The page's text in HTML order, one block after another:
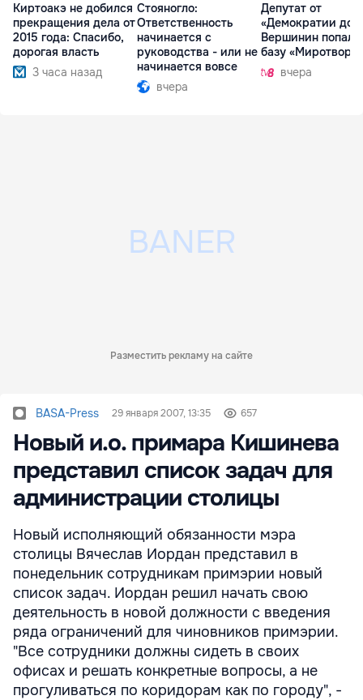
Киртоакэ не добился
прекращения дела от
2015 года: Спасибо,
дорогая власть
3 часа назад
Стояногло:
Ответственность
начинается с
руководства - или не
начинается вовсе
вчера
Депутат от
«Демократии
Вершинин попал в
базу
вчера
Разместить рекламу на сайте
BASA-Press 29 января 2007, 13:35 657
Новый и.о. примара Кишинева
представил список задач для
администрации столицы
Новый исполняющий обязанности мэра
столицы Вячеслав Иордан представил в
понедельник сотрудникам примэрии новый
список задач. Иордан решил начать свою
деятельность в новой должности с введения
ряда ограничений для чиновников примэрии.
"Все сотрудники должны сидеть в своих
офисах и решать конкретные вопросы, а не
прогуливаться по коридорам как по городу", -